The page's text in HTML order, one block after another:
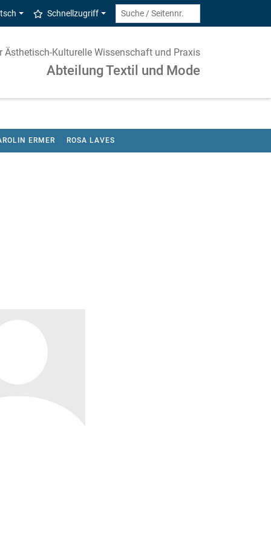
Schnellzugriff
Ästhetisch-Kulturelle Wissenschaft und Praxis
Abteilung Textil und Mode
ERMER ROSA LAVES